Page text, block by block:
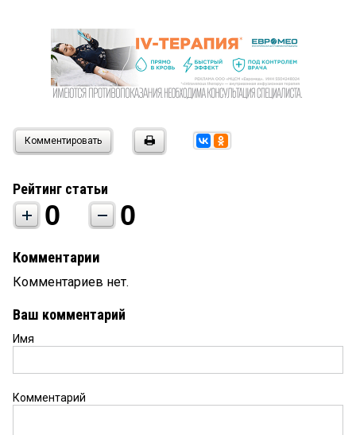
Комментировать
Рейтинг статьи
0 0
Комментарии
Комментариев нет.
Ваш комментарий
Имя
Комментарий